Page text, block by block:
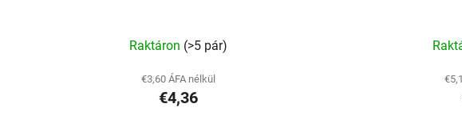
Raktáron (>5 pár)
€3,60 ÁFA nélkül
€4,36